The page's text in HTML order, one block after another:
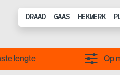
DRAAD GAAS HEKWERK
lengte Op